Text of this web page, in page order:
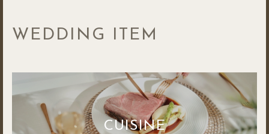
WEDDING ITEM
CUISINE